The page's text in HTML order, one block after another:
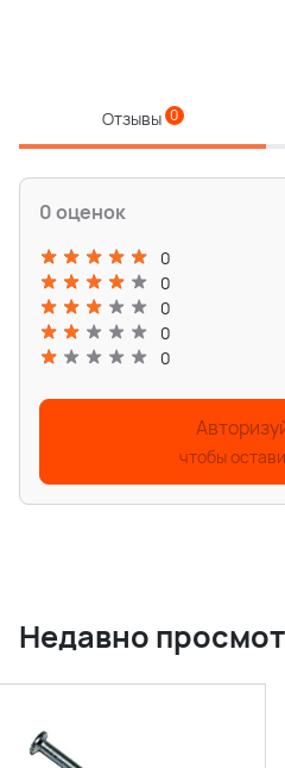
Отзывы 0
0 оценок
0
0
0
0
0
чтобы
Недавно